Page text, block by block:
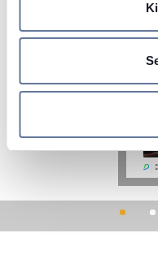
Rızanızı dilediğiniz
değiştirebilir veya geri
İçeriği ve reklamları
özellikleri sunmak ve
kullanıyoruz. Sitemizi
paylaşabiliriz. İş
sağladığınız veya
bilgilerle birleştirebilir.